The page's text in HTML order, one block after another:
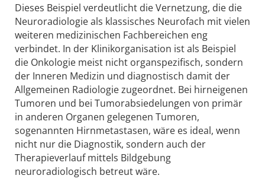
Dieses Beispiel verdeutlicht die Vernetzung, die die
Neuroradiologie als klassisches Neurofach mit vielen
weiteren medizinischen Fachbereichen eng
verbindet. In der Klinikorganisation ist als Beispiel
die Onkologie meist nicht organspezifisch, sondern
der Inneren Medizin und diagnostisch damit der
Allgemeinen Radiologie zugeordnet. Bei hirneigenen
Tumoren und bei Tumorabsiedelungen von primär
in anderen Organen gelegenen Tumoren,
sogenannten Hirnmetastasen, wäre es ideal, wenn
nicht nur die Diagnostik, sondern auch der
Therapieverlauf mittels Bildgebung
neuroradiologisch betreut wäre.